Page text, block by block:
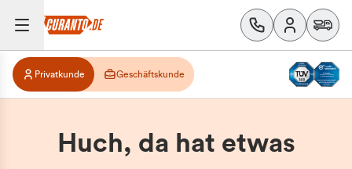
Privatkunde Geschäftskunde
Huch, da hat etwas